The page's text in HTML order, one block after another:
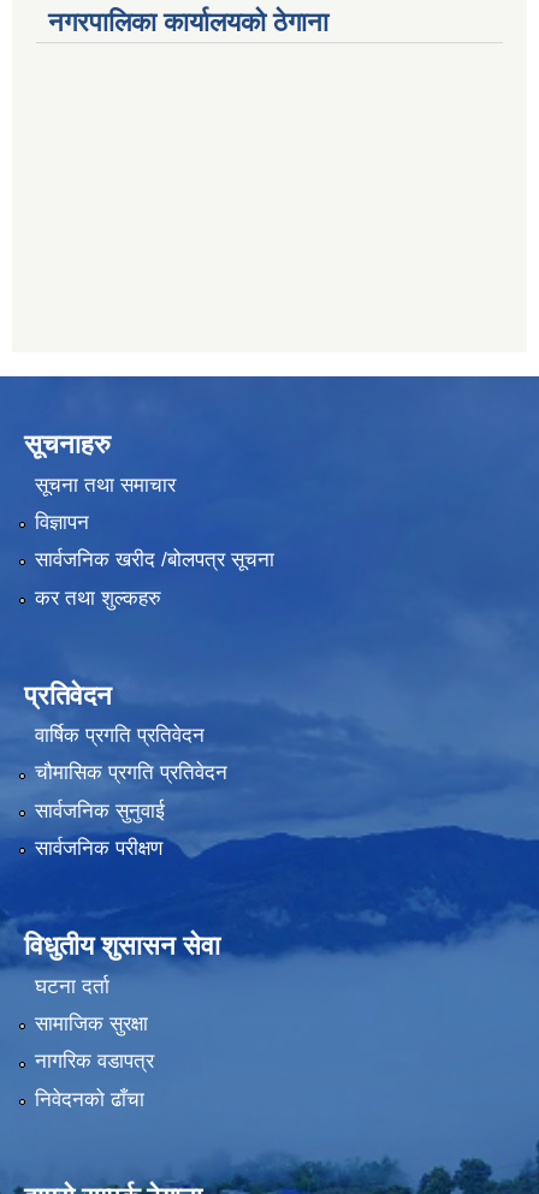
सिभिल बैंक, मेलम्ची
011401055
नगरपालिका कार्यालयको ठेगाना
सूचनाहरु
सूचना तथा समाचार
विज्ञापन
सार्वजनिक खरीद /बोलपत्र सूचना
कर तथा शुल्कहरु
प्रतिवेदन
वार्षिक प्रगति प्रतिवेदन
चौमासिक प्रगति प्रतिवेदन
सार्वजनिक सुनुवाई
सार्वजनिक परीक्षण
विधुतीय शुसासन सेवा
घटना दर्ता
सामाजिक सुरक्षा
नागरिक वडापत्र
निवेदनको ढाँचा